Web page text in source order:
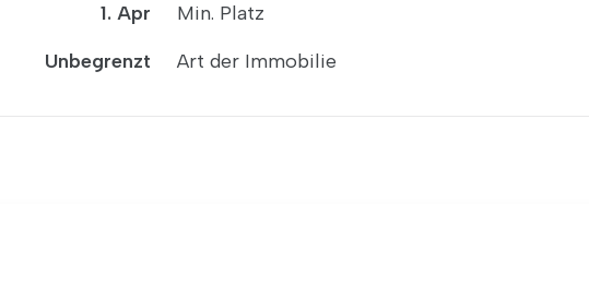
1. Apr
Unbegrenzt
Min. Platz
Art der Immobilie